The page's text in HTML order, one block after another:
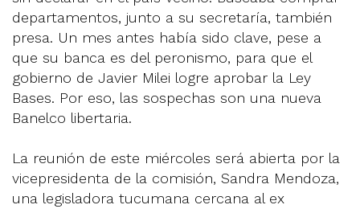
departamentos, junto a su secretaría, también
presa. Un mes antes había sido clave, pese a
que su banca es del peronismo, para que el
gobierno de Javier Milei logre aprobar la Ley
Bases. Por eso, las sospechas son una nueva
Banelco libertaria.
La reunión de este miércoles será abierta por la
vicepresidenta de la comisión, Sandra Mendoza,
una legisladora tucumana cercana al ex